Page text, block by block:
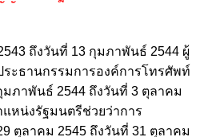
ถึงวันที่ 13 กุมภาพันธ์ 2544 ผู้
ะธานกรรมการองค์การโทรศัพท์
มภาพันธ์ 2544 ถึงวันที่ 3 ตุลาคม
แหน่งรัฐมนตรีช่วยว่าการ
ตุลาคม 2545 ถึงวันที่ 31 ตุลาคม